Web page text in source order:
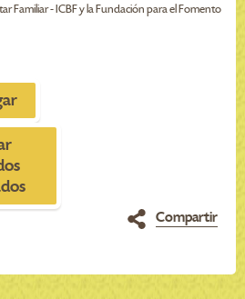
Familiar - ICBF y la Fundación para el Fomento
Compartir